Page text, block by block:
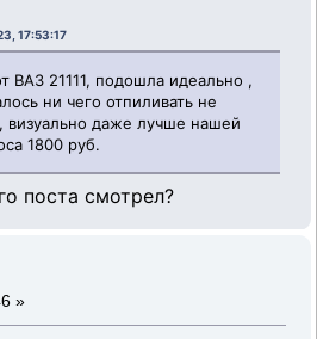
17:53:17
ВАЗ 21111, подошла идеально ,
ни чего отпиливать не
визуально даже лучше нашей
1800 руб.
поста смотрел?
»